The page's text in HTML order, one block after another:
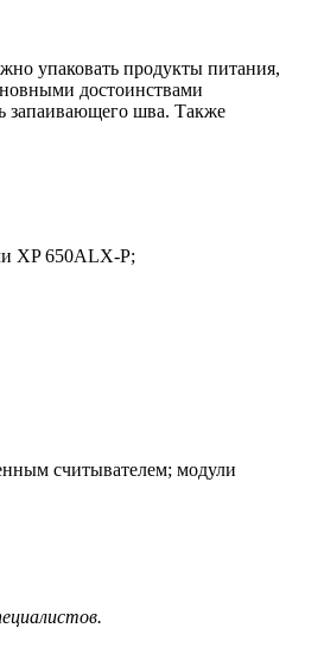
упаковать продукты питания,
достоинствами
запаивающего шва. Также
XP 650ALX-P;
считывателем; модули